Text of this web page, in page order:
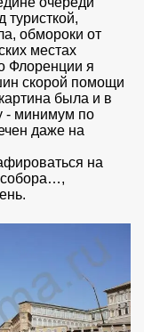
туристкой,
обмороки от
местах
Флоренции я
скорой помощи
была и в
- минимум по
даже на
на
собора…,